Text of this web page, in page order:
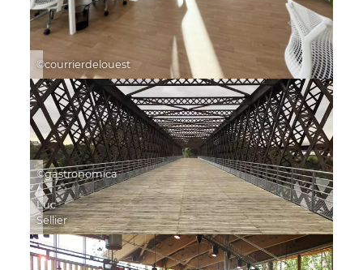
©courrierdelouest
©gastronomica
/
Luc
Sellier